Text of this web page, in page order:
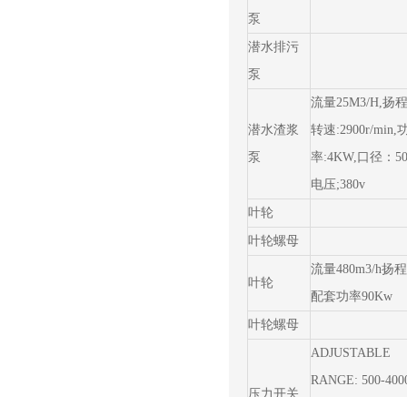
泵
潜水排污
泵
潜水渣浆
泵
流量25M3/H,扬
转速:2900r/min,
率:4KW,口径：
电压;380v
叶轮
叶轮螺母
叶轮
流量480m3/h扬
配套功率90Kw
叶轮螺母
压力开关
ADJUSTABLE
RANGE: 500-